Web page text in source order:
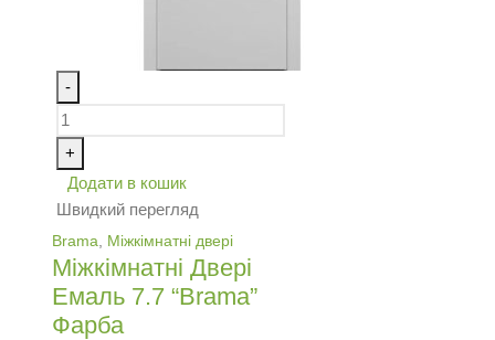
-
+
Додати в кошик
Швидкий перегляд
Brama Міжкімнатні двері
Міжкімнатні Двері
Емаль 7.7 “Brama”
Фарба